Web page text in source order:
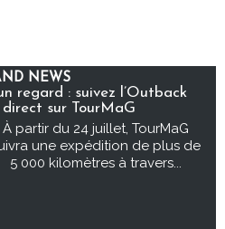
NEWS
regard : suivez l’Outback
sur TourMaG
À partir du 24 juillet, TourMaG
une expédition de plus de
5 000 kilomètres à travers...